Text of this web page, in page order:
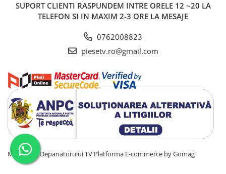
SUPORT CLIENTI RASPUNDEM INTRE ORELE 12 ~20 LA
TELEFON SI IN MAXIM 2-3 ORE LA MESAJE
0762008823
piesetv.ro@gmail.com
Magazinul Depanatorului TV Platforma E-commerce by Gomag